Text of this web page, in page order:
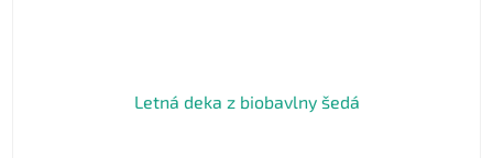
Letná deka z biobavlny šedá